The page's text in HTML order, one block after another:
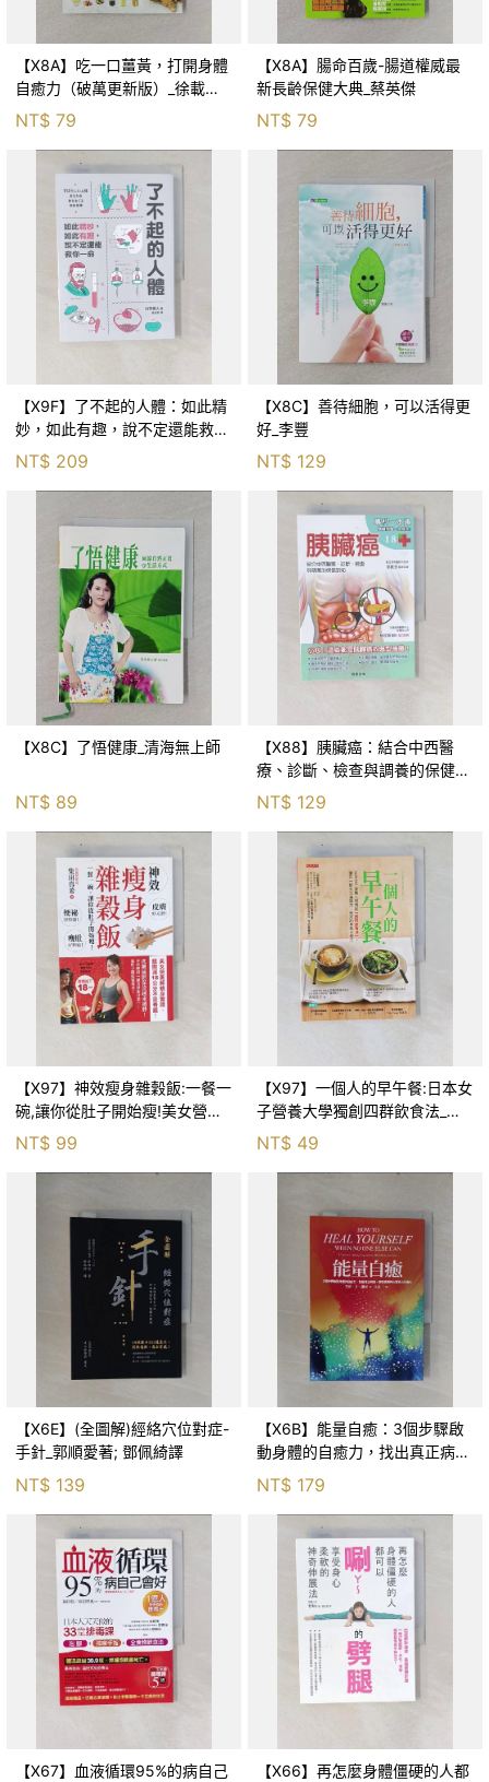
【X8A】吃一口薑黃，打開身體
自癒力（破萬更新版）_徐載杰,
林育帆
NT$ 79
【X8A】腸命百歲-腸道權威最
新長齡保健大典_蔡英傑
NT$ 79
【X9F】了不起的人體：如此精
妙，如此有趣，說不定還能救你
NT$ 209
【X8C】善待細胞，可以活得更
好_李豐
NT$ 129
【X8C】了悟健康_清海無上師
NT$ 89
【X88】胰臟癌：結合中西醫
療、診斷、檢查與調養的保健新
知_郭世芳
NT$ 129
【X97】神效瘦身雜穀飯:一餐一
碗,讓你從肚子開始瘦!美女營養
師親身實證,腰圍減18公分不是
奇蹟!_柴田真希
NT$ 99
【X97】一個人的早午餐:日本女
子營養大學獨創四群飲食法_香
川芳子
NT$ 49
【X6E】(全圖解)經絡穴位對症-
手針_郭順愛著; 鄧佩綺譯
NT$ 139
【X6B】能量自癒：3個步驟啟
動身體的自癒力，找出真正病
源，恢復健康與心靈自由的療法
NT$ 179
【X67】血液循環95%的病自己 【X66】再怎麼身體僵硬的人都